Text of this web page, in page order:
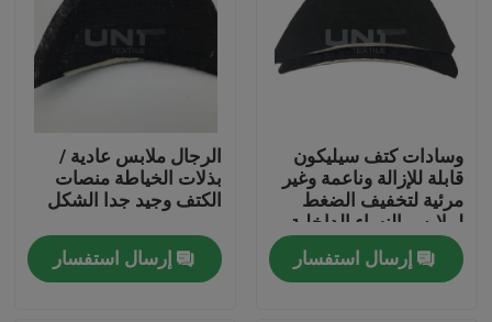
عنّا
جولة في المصنع
مراقبة الجودة
اتصل بنا
وسادات كتف سيليكون
قابلة للإزالة وناعمة وغير
مرئية لتخفيف الضغط
لملابس النساء الداخلية
والبدلات
إرسال استفسار
الرجال ملابس عادية /
بذلات الخياطة منصات
الكتف وجيد جدا الشكل
إرسال استفسار